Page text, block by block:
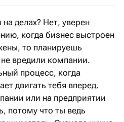
делах? Нет, уверен
когда бизнес выстроен
то планируешь
вредили компании.
процесс, когда
двигать тебя вперед.
или на предприятии
потому что ты ведь